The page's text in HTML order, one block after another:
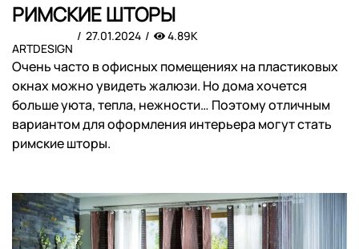
РИМСКИЕ ШТОРЫ
ARTDESIGN
27.01.2024 4.89K
Очень часто в офисных помещениях на пластиковых
окнах можно увидеть жалюзи. Но дома хочется
больше уюта, тепла, нежности… Поэтому отличным
вариантом для оформления интерьера могут стать
римские шторы.